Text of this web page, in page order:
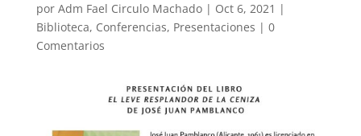
por Adm Fael Circulo Machado| Oct 6, 2021 |
Biblioteca, Conferencias, Presentaciones | 0
Comentarios